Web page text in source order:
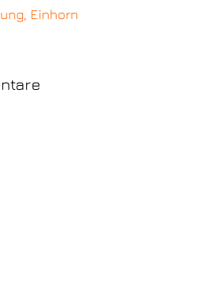
Einhorn